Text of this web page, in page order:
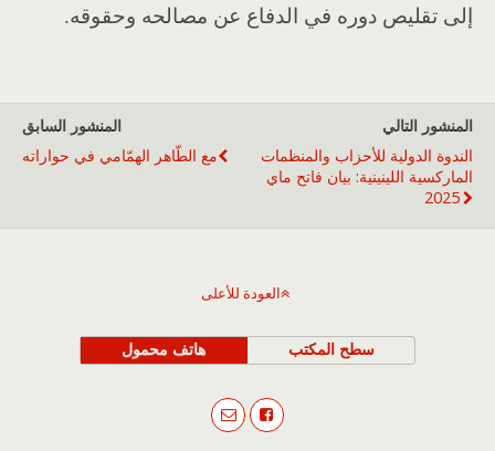
إلى تقليص دوره في الدفاع عن مصالحه وحقوقه.
المنشور السابق
مع الطّاهر الهمّامي في حواراته
المنشور التالي
الندوة الدولية للأحزاب والمنظمات
الماركسية اللينينية: بيان فاتح ماي
2025
العودة للأعلى
هاتف محمول سطح المكتب